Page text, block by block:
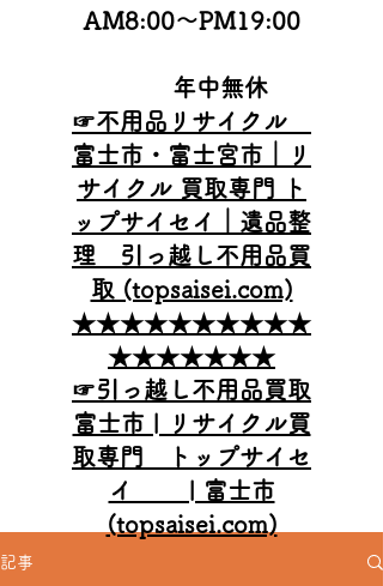
AM8:00～PM19:00
年中無休
☞不用品リサイクル
富士市・富士宮市｜リ
サイクル 買取専門 ト
ップサイセイ｜遺品整
理 引っ越し不用品買
取 (topsaisei.com)
★★★★★★★★★★
★★★★★★★
☞引っ越し不用品買取
富士市 | リサイクル買
取専門 トップサイセ
イ | 富士市
(topsaisei.com)
記事